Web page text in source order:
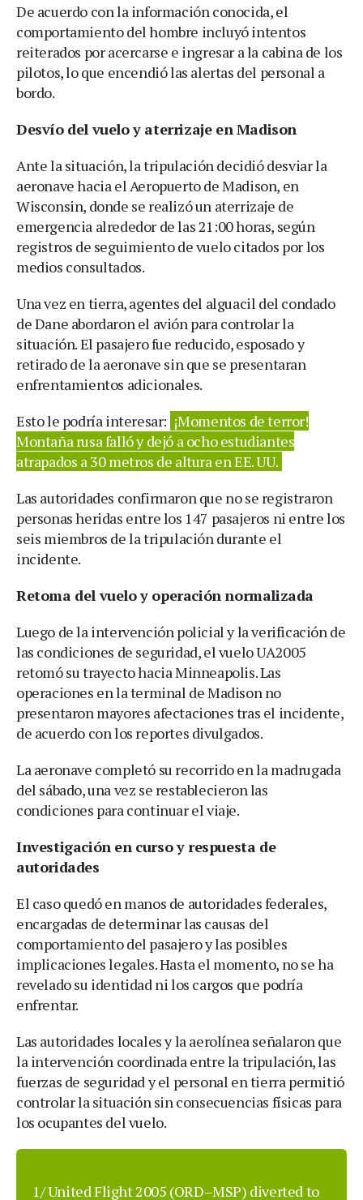
De acuerdo con la información conocida, el
comportamiento del hombre incluyó intentos
reiterados por acercarse e ingresar a la cabina de los
pilotos, lo que encendió las alertas del personal a
bordo.
Desvío del vuelo y aterrizaje en Madison
Ante la situación, la tripulación decidió desviar la
aeronave hacia el Aeropuerto de Madison, en
Wisconsin, donde se realizó un aterrizaje de
emergencia alrededor de las 21:00 horas, según
registros de seguimiento de vuelo citados por los
medios consultados.
Una vez en tierra, agentes del alguacil del condado
de Dane abordaron el avión para controlar la
situación. El pasajero fue reducido, esposado y
retirado de la aeronave sin que se presentaran
enfrentamientos adicionales.
Esto le podría interesar: ¡Momentos de terror!
Montaña rusa falló y dejó a ocho estudiantes
atrapados a 30 metros de altura en EE. UU.
Las autoridades confirmaron que no se registraron
personas heridas entre los 147 pasajeros ni entre los
seis miembros de la tripulación durante el
incidente.
Retoma del vuelo y operación normalizada
Luego de la intervención policial y la verificación de
las condiciones de seguridad, el vuelo UA2005
retomó su trayecto hacia Minneapolis. Las
operaciones en la terminal de Madison no
presentaron mayores afectaciones tras el incidente,
de acuerdo con los reportes divulgados.
La aeronave completó su recorrido en la madrugada
del sábado, una vez se restablecieron las
condiciones para continuar el viaje.
Investigación en curso y respuesta de
autoridades
El caso quedó en manos de autoridades federales,
encargadas de determinar las causas del
comportamiento del pasajero y las posibles
implicaciones legales. Hasta el momento, no se ha
revelado su identidad ni los cargos que podría
enfrentar.
Las autoridades locales y la aerolínea señalaron que
la intervención coordinada entre la tripulación, las
fuerzas de seguridad y el personal en tierra permitió
controlar la situación sin consecuencias físicas para
los ocupantes del vuelo.
1/ United Flight 2005 (ORD–MSP) diverted to